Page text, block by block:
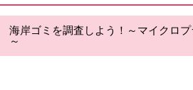
海岸ゴミを調査しよう！～マイクロ
～